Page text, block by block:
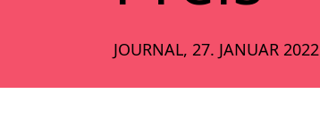
JOURNAL, 27. JANUAR 2022